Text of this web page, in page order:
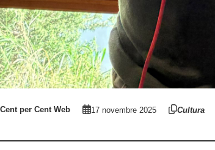
Cent per Cent Web 17 novembre 2025 Cultura